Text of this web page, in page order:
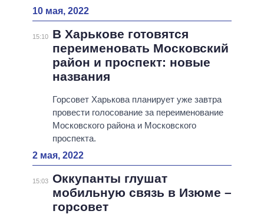
10 мая, 2022
15:10
В Харькове готовятся
переименовать Московский
район и проспект: новые
названия
Горсовет Харькова планирует уже завтра
провести голосование за переименование
Московского района и Московского
проспекта.
2 мая, 2022
15:03 Оккупанты глушат
мобильную связь в Изюме –
горсовет